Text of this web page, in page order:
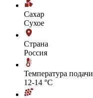
Сахар
Сухое
Страна
Россия
Температура подачи
12-14 °С